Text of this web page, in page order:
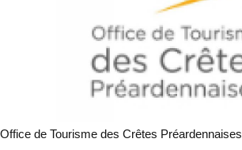
Office de Tourisme des Crêtes Préardennaises